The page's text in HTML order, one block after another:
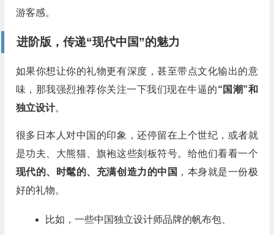
游客感。
进阶版，传递“现代中国”的魅力
如果你想让你的礼物更有深度，甚至带点文化输出的意
味，那我强烈推荐你关注一下我们现在牛逼的“国潮”和
独立设计。
很多日本人对中国的印象，还停留在上个世纪，或者就
是功夫、大熊猫、旗袍这些刻板符号。给他们看看一个
现代的、时髦的、充满创造力的中国 ，本身就是一份极
好的礼物。
比如，一些中国独立设计师品牌的帆布包、